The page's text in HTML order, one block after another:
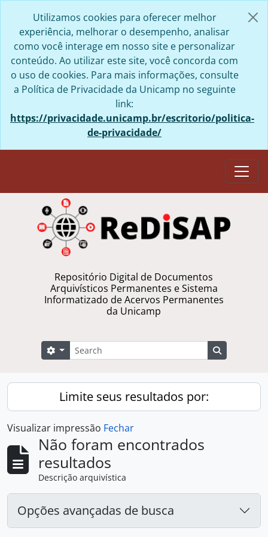
Utilizamos cookies para oferecer melhor
experiência, melhorar o desempenho, analisar
como você interage em nosso site e personalizar
conteúdo. Ao utilizar este site, você concorda com
o uso de cookies. Para mais informações, consulte
a Política de Privacidade da Unicamp no seguinte
link:
https://privacidade.unicamp.br/escritorio/politica-
de-privacidade/
Repositório Digital de Documentos
Arquivísticos Permanentes e Sistema
Informatizado de Acervos Permanentes
da Unicamp
Buscar
Opções de busca
Limite seus resultados por:
Visualizar impressão Fechar
Não foram encontrados
resultados
Descrição arquivística
Opções avançadas de busca